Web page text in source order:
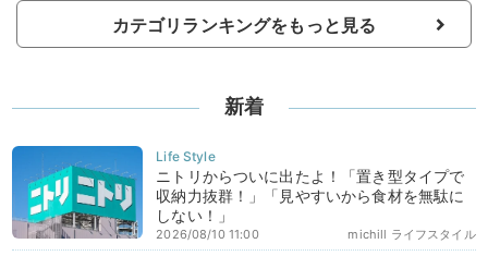
カテゴリランキングをもっと見る
新着
ニトリからついに出たよ！「置き型タイプで
収納力抜群！」「見やすいから食材を無駄に
しない！」
michill ライフスタイル
2026/08/10 11:00